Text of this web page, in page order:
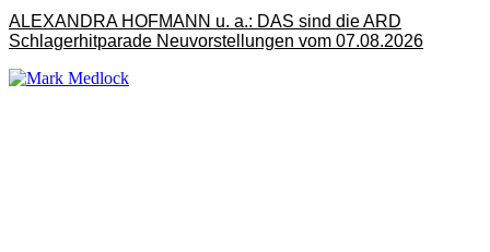
ALEXANDRA HOFMANN u. a.: DAS sind die ARD
Schlagerhitparade Neuvorstellungen vom 07.08.2026